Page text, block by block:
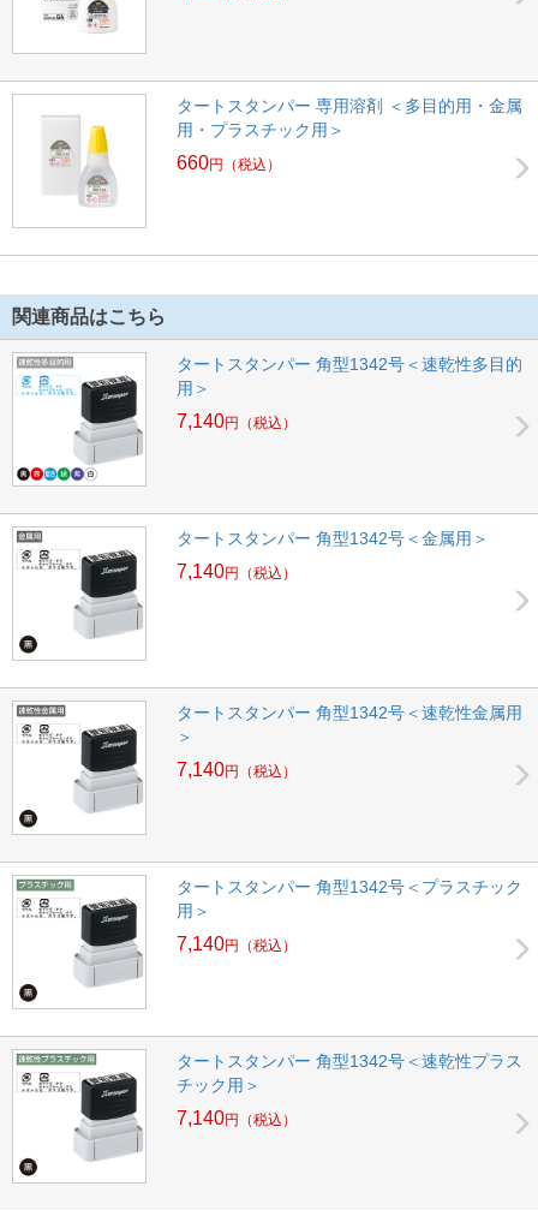
タートスタンパー 専用溶剤 ＜多目的用・金属
用・プラスチック用＞
660円 （税込）
関連商品はこちら
タートスタンパー 角型1342号＜速乾性多目的
用＞
7,140円 （税込）
タートスタンパー 角型1342号＜金属用＞
7,140円 （税込）
タートスタンパー 角型1342号＜速乾性金属用
＞
7,140円 （税込）
タートスタンパー 角型1342号＜プラスチック
用＞
7,140円 （税込）
タートスタンパー 角型1342号＜速乾性プラス
チック用＞
7,140円 （税込）